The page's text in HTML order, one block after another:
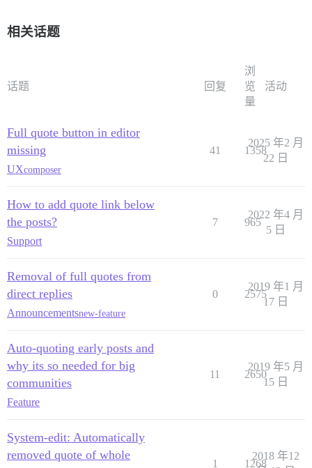
相关话题
话题 回复
浏
览
量
活动
Full quote button in editor
missing
UXcomposer
41 1358
2025 年2 月
22 日
How to add quote link below
the posts?
Support
7 965
2022 年4 月
5 日
Removal of full quotes from
direct replies
Announcementsnew-feature
0 2575
2019 年1 月
17 日
Auto-quoting early posts and
why its so needed for big
communities
Feature
11 2650
2019 年5 月
15 日
System-edit: Automatically
removed quote of whole
1 1268
2018 年12